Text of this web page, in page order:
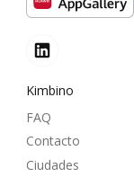
Kimbino
FAQ
Contacto
Ciudades